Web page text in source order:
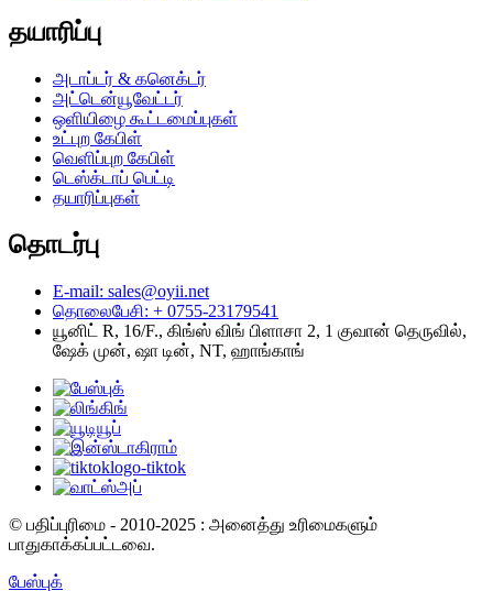
தயாரிப்பு
அடாப்டர் & கனெக்டர்
அட்டென்யூவேட்டர்
ஒளியிழை கூட்டமைப்புகள்
உட்புற கேபிள்
வெளிப்புற கேபிள்
டெஸ்க்டாப் பெட்டி
தயாரிப்புகள்
தொடர்பு
E-mail: sales@oyii.net
தொலைபேசி: + 0755-23179541
யூனிட் R, 16/F., கிங்ஸ் விங் பிளாசா 2, 1 குவான் தெருவில்,
ஷேக் முன், ஷா டின், NT, ஹாங்காங்
© பதிப்புரிமை - 2010-2025 : அனைத்து உரிமைகளும்
பாதுகாக்கப்பட்டவை.
பேஸ்புக்